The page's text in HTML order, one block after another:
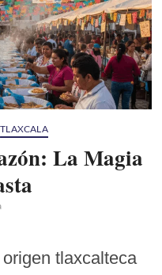
TLAXCALA
La Magia
tlaxcalteca